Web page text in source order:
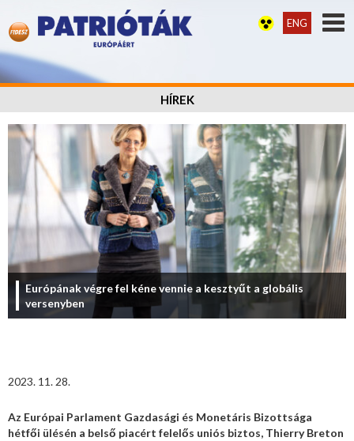
ENG
HÍREK
Európának végre fel kéne vennie a kesztyűt a globális
versenyben
2023. 11. 28.
Az Európai Parlament Gazdasági és Monetáris Bizottsága
hétfői ülésén a belső piacért felelős uniós biztos, Thierry Breton